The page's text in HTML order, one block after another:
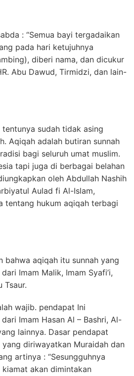
: “Semua bayi tergadaikan
pada hari ketujuhnya
diberi nama, dan dicukur
Abu Dawud, Tirmidzi, dan lain-
sudah tidak asing
Aqiqah adalah butiran sunnah
bagi seluruh umat muslim.
tapi juga di berbagai belahan
oleh Abdullah Nashih
Aulad fi Al-Islam,
tentang hukum aqiqah terbagi
bahwa aqiqah itu sunnah yang
Imam Malik, Imam Syafi’i,
Tsaur.
wajib. pendapat Ini
Imam Hasan Al – Bashri, Al-
lainnya. Dasar pendapat
diriwayatkan Muraidah dan
artinya : “Sesungguhnya
akan dimintakan